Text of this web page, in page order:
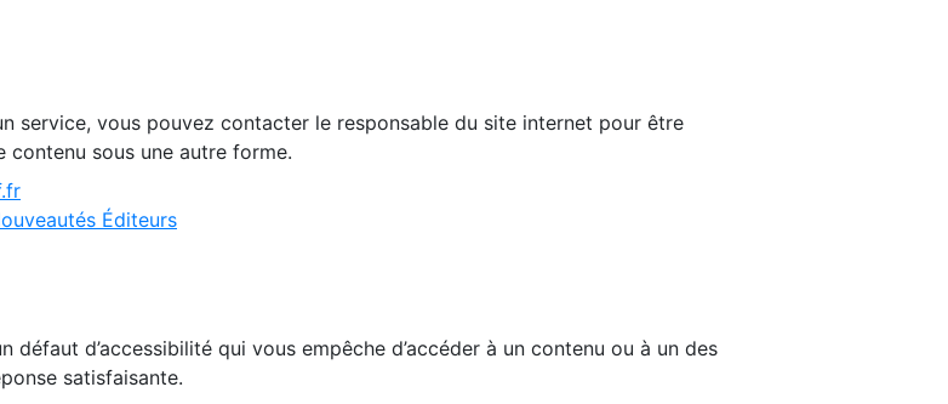
service, vous pouvez contacter le responsable du site internet pour être
sous une autre forme.
Éditeurs
d’accessibilité qui vous empêche d’accéder à un contenu ou à un des
satisfaisante.